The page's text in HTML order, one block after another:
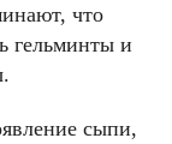
что
гельминты и
сыпи,